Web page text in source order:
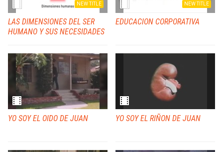
LAS DIMENSIONES DEL SER
HUMANO Y SUS NECESIDADES
NEW TITLE
EDUCACION CORPORATIVA
NEW TITLE
YO SOY EL OIDO DE JUAN YO SOY EL RIÑON DE JUAN